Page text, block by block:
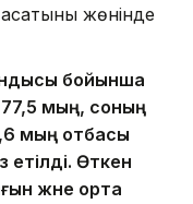
жөнінде
бойынша
мың, соның
мың отбасы
Өткен
және орта